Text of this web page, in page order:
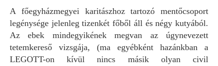
A főegyházmegyei karitászhoz tartozó mentőcsoport
legénysége jelenleg tizenkét főből áll és négy kutyából.
Az ebek mindegyikének megvan az úgynevezett
tetemkereső vizsgája, (ma egyébként hazánkban a
LEGOTT-on kívül nincs másik olyan civil